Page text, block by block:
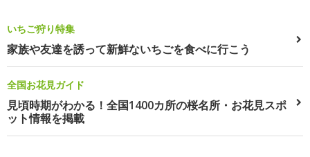
いちご狩り特集
家族や友達を誘って新鮮ないちごを食べに行こう
全国お花見ガイド
見頃時期がわかる！全国1400カ所の桜名所・お花見スポ
ット情報を掲載